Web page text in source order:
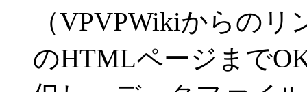
（VPVPWikiからの
のHTMLページまで